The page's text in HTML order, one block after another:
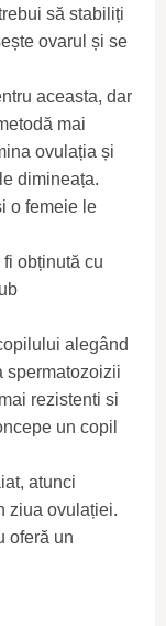
să stabiliți
ovarul și se
aceasta, dar
mai
ovulația și
dimineața.
o femeie le
obținută cu
alegând
spermatozoizii
rezistenti si
un copil
atunci
ziua ovulației.
oferă un